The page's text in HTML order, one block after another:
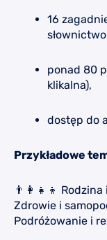
16
ponad 80
klikalna),
dostęp do
Przykładowe
👨‍👩‍👧‍👦
Zdrowie i
Podróżowanie i